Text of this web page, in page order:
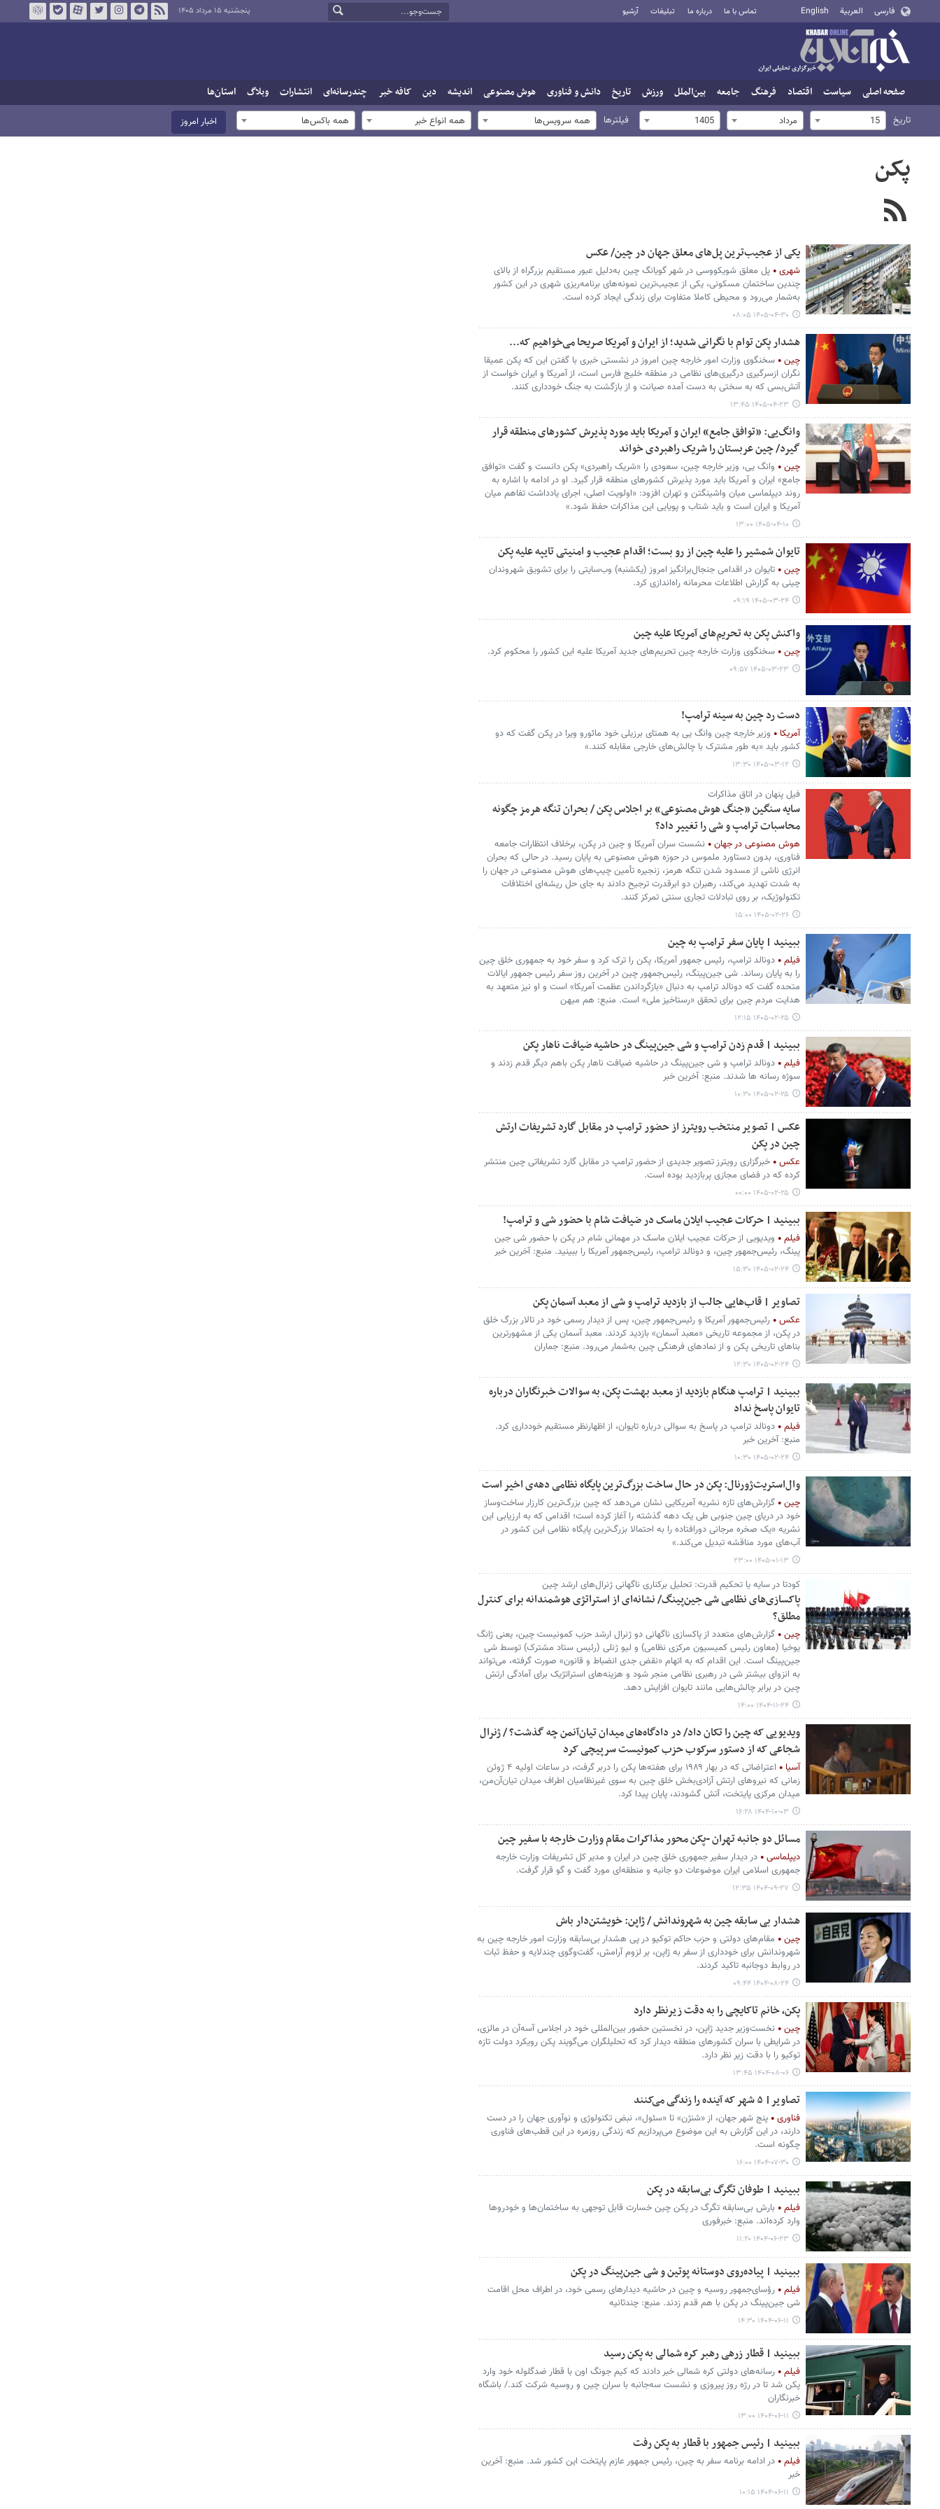
فارسی العربية English تماس با ما درباره ما تبلیغات آرشیو پنجشنبه ۱۵ مرداد ۱۴۰۵
صفحه اصلی سیاست اقتصاد فرهنگ جامعه بین‌الملل ورزش تاریخ دانش و فناوری هوش مصنوعی اندیشه دین کافه خبر چندرسانه‌ای انتشارات وبلاگ استان‌ها
تاریخ 15 مرداد 1405 فیلترها همه سرویس‌ها همه انواع خبر همه باکس‌ها اخبار امروز
پکن
یکی از عجیب‌ترین پل‌های معلق جهان در چین/ عکس
شهری
پل معلق شویکووسی در شهر گویانگ چین به‌دلیل عبور مستقیم بزرگراه از بالای
چندین ساختمان مسکونی، یکی از عجیب‌ترین نمونه‌های برنامه‌ریزی شهری در این کشور
به‌شمار می‌رود و محیطی کاملا متفاوت برای زندگی ایجاد کرده است.
۱۴۰۵-۰۴-۳۰ ۰۸:۰۵
هشدار پکن توام با نگرانی شدید؛ از ایران و آمریکا صریحا می‌خواهیم که...
چین
سخنگوی وزارت امور خارجه چین امروز در نشستی خبری با گفتن این که پکن عمیقا
نگران ازسرگیری درگیری‌های نظامی در منطقه خلیج فارس است، از آمریکا و ایران خواست از
آتش‌بسی که به سختی به دست آمده صیانت و از بازگشت به جنگ خودداری کنند.
۱۴۰۵-۰۴-۲۳ ۱۳:۴۵
وانگ‌یی: «توافق جامع» ایران و آمریکا باید مورد پذیرش کشورهای منطقه قرار
گیرد/ چین عربستان را شریک راهبردی خواند
چین
وانگ یی، وزیر خارجه چین، سعودی را «شریک راهبردی» پکن دانست و گفت «توافق
جامع» ایران و آمریکا باید مورد پذیرش کشورهای منطقه قرار گیرد. او در ادامه با اشاره به
روند دیپلماسی میان واشینگتن و تهران افزود: «اولویت اصلی، اجرای یادداشت تفاهم میان
آمریکا و ایران است و باید شتاب و پویایی این مذاکرات حفظ شود.»
۱۴۰۵-۰۴-۱۰ ۱۳:۰۰
تایوان شمشیر را علیه چین از رو بست؛ اقدام عجیب و امنیتی تایپه علیه پکن
چین
تایوان در اقدامی جنجال‌برانگیز امروز (یکشنبه) وب‌سایتی را برای تشویق شهروندان
چینی به گزارش اطلاعات محرمانه راه‌اندازی کرد.
۱۴۰۵-۰۳-۲۴ ۰۹:۱۹
واکنش پکن به تحریم‌های آمریکا علیه چین
چین سخنگوی وزارت خارجه چین تحریم‌های جدید آمریکا علیه این کشور را محکوم کرد.
۱۴۰۵-۰۳-۲۳ ۰۹:۵۷
دست رد چین به سینه ترامپ!
آمریکا
وزیر خارجه چین وانگ یی به همتای برزیلی خود مائورو ویرا در پکن گفت که دو
کشور باید «به طور مشترک با چالش‌های خارجی مقابله کنند.»
۱۴۰۵-۰۳-۱۲ ۱۳:۳۰
فیل پنهان در اتاق مذاکرات
سایه سنگین «جنگ هوش مصنوعی» بر اجلاس پکن / بحران تنگه هرمز چگونه
محاسبات ترامپ و شی را تغییر داد؟
هوش مصنوعی در جهان
نشست سران آمریکا و چین در پکن، برخلاف انتظارات جامعه
فناوری، بدون دستاورد ملموس در حوزه هوش مصنوعی به پایان رسید. در حالی که بحران
انرژی ناشی از مسدود شدن تنگه هرمز، زنجیره تأمین چیپ‌های هوش مصنوعی در جهان را
به شدت تهدید می‌کند، رهبران دو ابرقدرت ترجیح دادند به جای حل ریشه‌ای اختلافات
تکنولوژیک، بر روی تبادلات تجاری سنتی تمرکز کنند.
۱۴۰۵-۰۲-۲۶ ۱۵:۰۰
ببینید | پایان سفر ترامپ به چین
فیلم
دونالد ترامپ، رئیس جمهور آمریکا، پکن را ترک کرد و سفر خود به جمهوری خلق چین
را به پایان رساند. شی جین‌پینگ، رئیس‌جمهور چین در آخرین روز سفر رئیس جمهور ایالات
متحده گفت که دونالد ترامپ به دنبال «بازگرداندن عظمت آمریکا» است و او نیز متعهد به
هدایت مردم چین برای تحقق «رستاخیز ملی» است. منبع: هم میهن
۱۴۰۵-۰۲-۲۵ ۱۲:۱۵
ببینید | قدم زدن ترامپ و شی جین‌پینگ در حاشیه ضیافت ناهار پکن
فیلم
دونالد ترامپ و شی جین‌پینگ در حاشیه ضیافت ناهار پکن باهم دیگر قدم زدند و
سوژه رسانه ها شدند. منبع: آخرین خبر
۱۴۰۵-۰۲-۲۵ ۱۰:۳۰
عکس | تصویر منتخب رویترز از حضور ترامپ در مقابل گارد تشریفات ارتش
چین در پکن
عکس
خبرگزاری رویترز تصویر جدیدی از حضور ترامپ در مقابل گارد تشریفاتی چین منتشر
کرده که در فضای مجازی پربازدید بوده است.
۱۴۰۵-۰۲-۲۵ ۰۰:۰۰
ببینید | حرکات عجیب ایلان ماسک در ضیافت شام با حضور شی و ترامپ!
فیلم
ویدیویی از حرکات عجیب ایلان ماسک در مهمانی شام در پکن با حضور شی جین
پینگ، رئیس‌جمهور چین، و دونالد ترامپ، رئیس‌جمهور آمریکا را ببینید. منبع: آخرین خبر
۱۴۰۵-۰۲-۲۴ ۱۵:۳۰
تصاویر | قاب‌هایی جالب از بازدید ترامپ و شی از معبد آسمان پکن
عکس
رئیس‌جمهور آمریکا و رئیس‌جمهور چین، پس از دیدار رسمی خود در تالار بزرگ خلق
در پکن، از مجموعه تاریخی «معبد آسمان» بازدید کردند. معبد آسمان یکی از مشهورترین
بناهای تاریخی پکن و از نمادهای فرهنگی چین به‌شمار می‌رود. منبع: جماران
۱۴۰۵-۰۲-۲۴ ۱۲:۳۰
ببینید | ترامپ هنگام بازدید از معبد بهشت پکن، به سوالات خبرنگاران درباره
تایوان پاسخ نداد
فیلم
دونالد ترامپ در پاسخ به سوالی درباره تایوان، از اظهارنظر مستقیم خودداری کرد.
منبع: آخرین خبر
۱۴۰۵-۰۲-۲۴ ۱۰:۳۰
وال‌استریت‌ژورنال: پکن در حال ساخت بزرگ‌ترین پایگاه نظامی دهه‌ی اخیر است
چین
گزارش‌های تازه نشریه آمریکایی نشان می‌دهد که چین بزرگ‌ترین کارزار ساخت‌وساز
خود در دریای چین جنوبی طی یک دهه گذشته را آغاز کرده است؛ اقدامی که به ارزیابی این
نشریه «یک صخره مرجانی دورافتاده را به احتمالا بزرگ‌ترین پایگاه نظامی این کشور در
آب‌های مورد مناقشه تبدیل می‌کند.»
۱۴۰۵-۰۱-۱۳ ۲۳:۰۰
کودتا در سایه یا تحکیم قدرت: تحلیل برکناری ناگهانی ژنرال‌های ارشد چین
پاکسازی‌های نظامی شی جین‌پینگ/ نشانه‌ای از استراتژی هوشمندانه برای کنترل
مطلق؟
چین
گزارش‌های متعدد از پاکسازی ناگهانی دو ژنرال ارشد حزب کمونیست چین، یعنی ژانگ
یوخیا (معاون رئیس کمیسیون مرکزی نظامی) و لیو ژنلی (رئیس ستاد مشترک) توسط شی
جین‌پینگ است. این اقدام که به اتهام «نقض جدی انضباط و قانون» صورت گرفته، می‌تواند
به انزوای بیشتر شی در رهبری نظامی منجر شود و هزینه‌های استراتژیک برای آمادگی ارتش
چین در برابر چالش‌هایی مانند تایوان افزایش دهد.
۱۴۰۴-۱۱-۲۴ ۱۴:۰۰
ویدیویی که چین را تکان داد/ در دادگاه‌های میدان تیان‌آنمن چه گذشت؟ / ژنرال
شجاعی که از دستور سرکوب حزب کمونیست سرپیچی کرد
آسیا
اعتراضاتی که در بهار ۱۹۸۹ برای هفته‌ها پکن را دربر گرفت، در ساعات اولیه ۴ ژوئن
زمانی که نیروهای ارتش آزادی‌بخش خلق چین به سوی غیرنظامیان اطراف میدان تیان‌آن‌من،
میدان مرکزی پایتخت، آتش گشودند، پایان پیدا کرد.
۱۴۰۴-۱۰-۰۳ ۱۶:۲۸
مسائل دو جانبه تهران -پکن محور مذاکرات مقام وزارت خارجه با سفیر چین
دیپلماسی
در دیدار سفیر جمهوری خلق چین در ایران و مدیر کل تشریفات وزارت خارجه
جمهوری اسلامی ایران موضوعات دو جانبه و منطقه‌ای مورد گفت و گو قرار گرفت.
۱۴۰۴-۰۹-۲۷ ۱۲:۳۵
هشدار بی سابقه چین به شهروندانش / ژاپن: خویشتن‌دار باش
چین
مقام‌های دولتی و حزب حاکم توکیو در پی هشدار بی‌سابقه وزارت امور خارجه چین به
شهروندانش برای خودداری از سفر به ژاپن، بر لزوم آرامش، گفت‌وگوی چندلایه و حفظ ثبات
در روابط دوجانبه تاکید کردند.
۱۴۰۴-۰۸-۲۴ ۰۹:۴۴
پکن، خانم تاکایچی را به دقت زیرنظر دارد
چین
نخست‌وزیر جدید ژاپن، در نخستین حضور بین‌المللی خود در اجلاس آسه‌آن در مالزی،
در شرایطی با سران کشورهای منطقه دیدار کرد که تحلیلگران می‌گویند پکن رویکرد دولت تازه
توکیو را با دقت زیر نظر دارد.
۱۴۰۴-۰۸-۰۶ ۱۳:۴۵
تصاویر| ۵ شهر که آینده را زندگی می‌کنند
فناوری
پنج شهر جهان، از «شنژن» تا «سئول»، نبض تکنولوژی و نوآوری جهان را در دست
دارند، در این گزارش به این موضوع می‌پردازیم که زندگی روزمره در این قطب‌های فناوری
چگونه است.
۱۴۰۴-۰۷-۳۰ ۱۶:۰۰
ببینید | طوفان تگرگ بی‌سابقه در پکن
فیلم
بارش بی‌سابقه‌ تگرگ‌ در پکن چین خسارت قابل توجهی به ساختمان‌ها و خودروها
وارد کرده‌اند. منبع: خبرفوری
۱۴۰۴-۰۶-۲۳ ۱۱:۲۰
ببینید | پیاده‌روی دوستانه پوتین و شی جین‌پینگ در پکن
فیلم
رؤسای‌جمهور روسیه و چین در حاشیه دیدارهای رسمی خود، در اطراف محل اقامت
شی جین‌پینگ در پکن با هم قدم زدند. منبع: چندثانیه
۱۴۰۴-۰۶-۱۱ ۱۴:۳۰
ببینید | قطار زرهی رهبر کره شمالی به پکن رسید
فیلم
رسانه‌های دولتی کره شمالی خبر دادند که کیم جونگ اون با قطار ضدگلوله خود وارد
پکن شد تا در رژه روز پیروزی و نشست سه‌جانبه با سران چین و روسیه شرکت کند./ باشگاه
خبرنگاران
۱۴۰۴-۰۶-۱۱ ۱۳:۰۰
ببینید | رئیس جمهور با قطار به پکن رفت
فیلم
در ادامه برنامه سفر به چین، رئیس جمهور عازم پایتخت این کشور شد. منبع: آخرین
خبر
۱۴۰۴-۰۶-۱۱ ۱۰:۱۵